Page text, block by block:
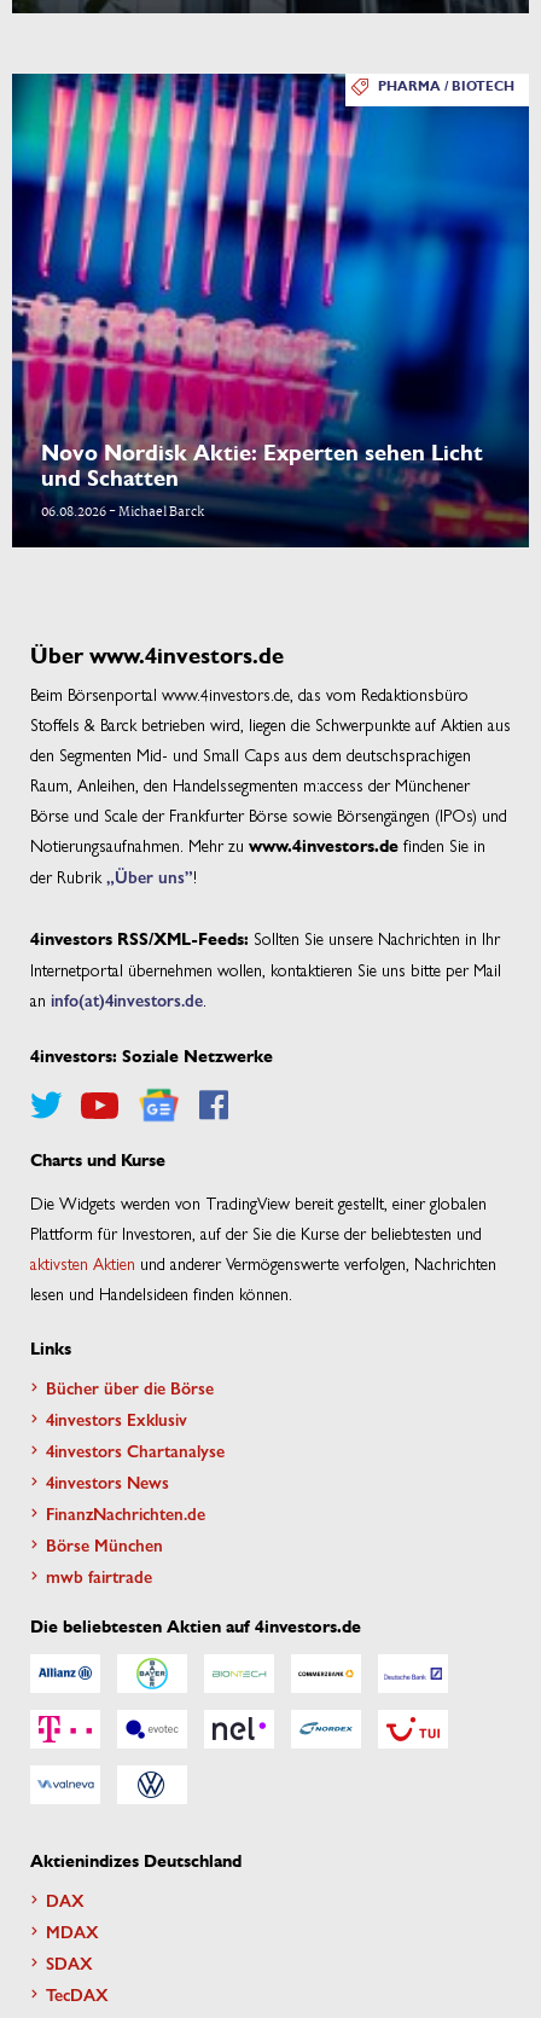
PHARMA / BIOTECH
Novo Nordisk Aktie: Experten sehen Licht
und Schatten
06.08.2026 - Michael Barck
Über www.4investors.de
Beim Börsenportal www.4investors.de, das vom Redaktionsbüro
Stoffels & Barck betrieben wird, liegen die Schwerpunkte auf Aktien aus
den Segmenten Mid- und Small Caps aus dem deutschsprachigen
Raum, Anleihen, den Handelssegmenten m:access der Münchener
Börse und Scale der Frankfurter Börse sowie Börsengängen (IPOs) und
Notierungsaufnahmen. Mehr zu www.4investors.de finden Sie in
der Rubrik„Über uns”!
4investors RSS/XML-Feeds: Sollten Sie unsere Nachrichten in Ihr
Internetportal übernehmen wollen, kontaktieren Sie uns bitte per Mail
an info(at)4investors.de.
4investors: Soziale Netzwerke
Charts und Kurse
Die Widgets werden von TradingView bereit gestellt, einer globalen
Plattform für Investoren, auf der Sie die Kurse der beliebtesten und
aktivsten Aktien und anderer Vermögenswerte verfolgen, Nachrichten
lesen und Handelsideen finden können.
Links
Bücher über die Börse
4investors Exklusiv
4investors Chartanalyse
4investors News
FinanzNachrichten.de
Börse München
mwb fairtrade
Die beliebtesten Aktien auf 4investors.de
Aktienindizes Deutschland
DAX
MDAX
SDAX
TecDAX